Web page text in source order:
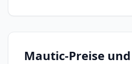
Mautic-Preise